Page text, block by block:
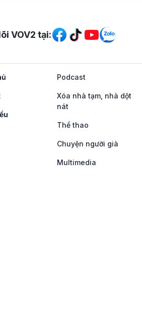
xã hội
VOV2 tại:
Podcast
Xóa nhà tạm, nhà dột
nát
Thể thao
Chuyện người già
Multimedia